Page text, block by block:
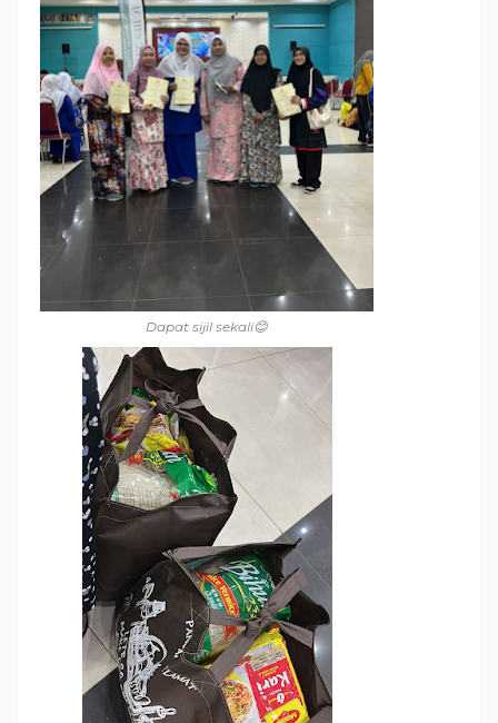
Dapat sijil sekali😊